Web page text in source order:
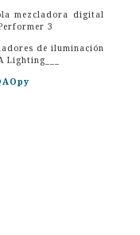
mezcladora digital
3
de iluminación